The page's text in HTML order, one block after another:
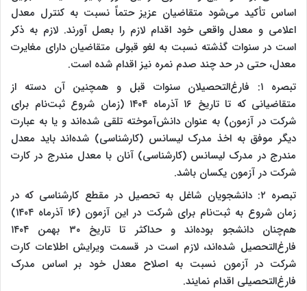
اساس تأکید می‌شود متقاضیان عزیز حتماً نسبت به کنترل معدل
اعلامی و معدل واقعی خود اقدام لازم را بعمل آورند. لازم به ذکر
است در سنوات گذشته نسبت به لغو قبولی متقاضیان دارای مغایرت
معدل، حتی در حد چند صدم نمره نیز اقدام شده است.
تبصره ‌۱: فارغ‌التحصیلان سنوات قبل و همچنین آن دسته از
متقاضیانی که تا تاریخ ۱۶ آذرماه ۱۴۰۴ (زمان شروع ثبت‌نام برای
شرکت در آزمون) به عنوان دانش‌آموخته تلقی شده‌اند و یا به عبارت
دیگر موفق به اخذ مدرک لیسانس (کارشناسی) شده‌اند باید معدل‌
مندرج‌ در مدرک‌ لیسانس ‌(کارشناسی) آنان با معدل مندرج در کارت
شرکت در آزمون یکسان باشد.
تبصره ‌۲: دانشجویان‌ شاغل‌ به‌ تحصیل‌ در مقطع کارشناسی که در
زمان شروع به ثبت‌نام برای شرکت در این آزمون (۱۶ آذرماه ۱۴۰۴)
هم‌چنان دانشجو بوده‌اند و حداکثر تا تاریخ ۳۰ بهمن ۱۴۰۴
فارغ‌التحصیل شده‌اند، لازم است در قسمت ویرایش اطلاعات کارت
شرکت در آزمون نسبت به اصلاح معدل خود بر اساس مدرک
فارغ‌التحصیلی اقدام نمایند.